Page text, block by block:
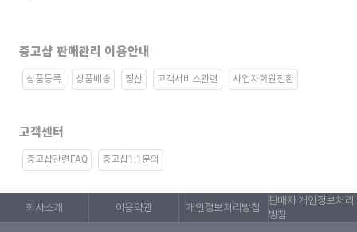
중고샵 판매관리 이용안내
상품등록 상품배송 정산 고객서비스관련 사업자회원전환
고객센터
중고샵관련FAQ 중고샵1:1문의
회사소개 이용약관 개인정보처리방침
판매자 개인정보처리
방침